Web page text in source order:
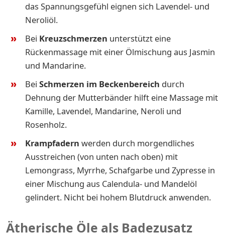
das Spannungsgefühl eignen sich Lavendel- und
Neroliöl.
Bei Kreuzschmerzen unterstützt eine
Rückenmassage mit einer Ölmischung aus Jasmin
und Mandarine.
Bei Schmerzen im Beckenbereich durch
Dehnung der Mutterbänder hilft eine Massage mit
Kamille, Lavendel, Mandarine, Neroli und
Rosenholz.
Krampfadern werden durch morgendliches
Ausstreichen (von unten nach oben) mit
Lemongrass, Myrrhe, Schafgarbe und Zypresse in
einer Mischung aus Calendula- und Mandelöl
gelindert. Nicht bei hohem Blutdruck anwenden.
Ätherische Öle als Badezusatz